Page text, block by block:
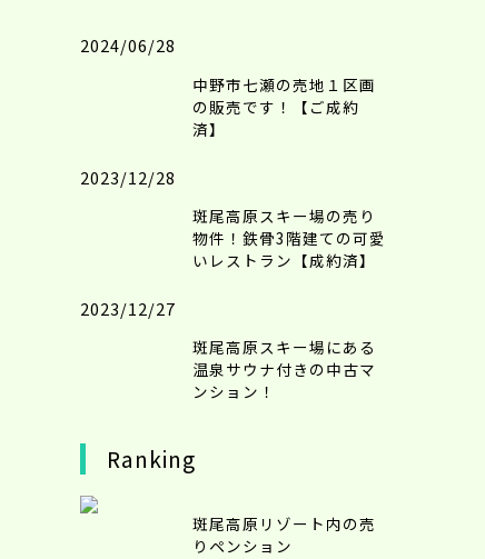
2024/06/28
中野市七瀬の売地１区画
の販売です！【ご成約
済】
2023/12/28
斑尾高原スキー場の売り
物件！鉄骨3階建ての可愛
いレストラン【成約済】
2023/12/27
斑尾高原スキー場にある
温泉サウナ付きの中古マ
ンション！
Ranking
斑尾高原リゾート内の売
りペンション